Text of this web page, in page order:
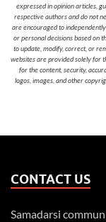
expressed in opinion articles,
respective authors and do not
are encouraged to
or personal decisions based on
to update, modify, correct, or
websites are provided solely for
for the content, security,
logos, images, and other
CONTACT US
Samadarsi